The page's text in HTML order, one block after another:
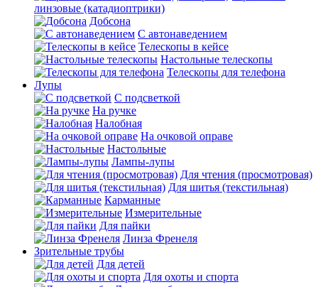
линзовые (катадиоптрики)
Добсона
С автонаведением
Телескопы в кейсе
Настольные телескопы
Телескопы для телефона
Лупы
С подсветкой
На ручке
Налобная
На очковой оправе
Настольные
Лампы-лупы
Для чтения (просмотровая)
Для шитья (текстильная)
Карманные
Измерительные
Для пайки
Линза Френеля
Зрительные трубы
Для детей
Для охоты и спорта